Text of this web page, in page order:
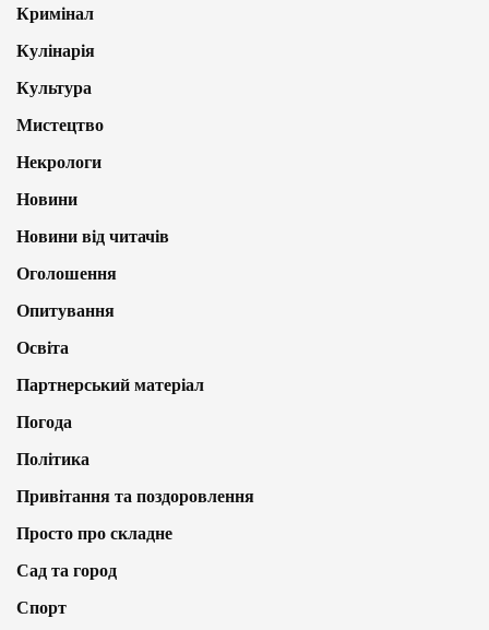
Кримінал
Кулінарія
Культура
Мистецтво
Некрологи
Новини
Новини від читачів
Оголошення
Опитування
Освіта
Партнерський матеріал
Погода
Політика
Привітання та поздоровлення
Просто про складне
Сад та город
Спорт